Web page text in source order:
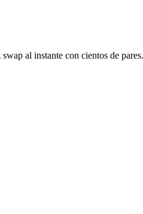
al instante con cientos de pares.